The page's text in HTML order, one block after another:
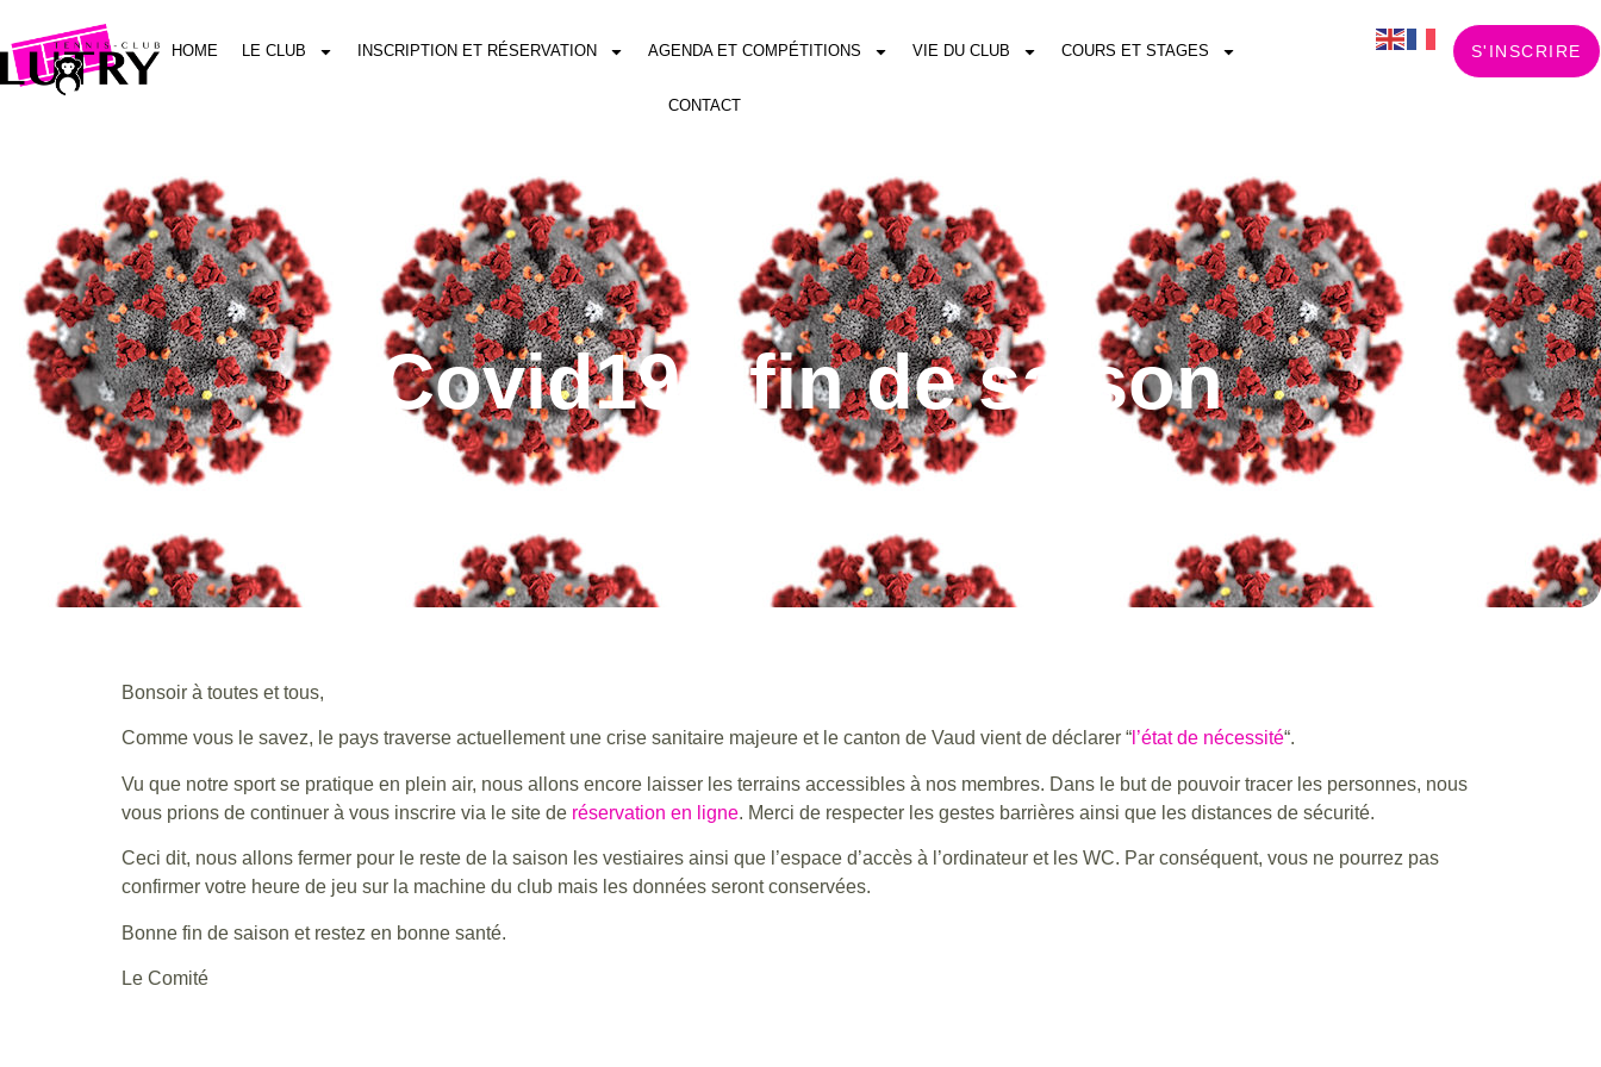
HOME LE CLUB INSCRIPTION ET RÉSERVATION AGENDA ET COMPÉTITIONS VIE DU CLUB COURS ET STAGES
CONTACT
S'INSCRIRE
Covid19 : fin de saison
Bonsoir à toutes et tous,
Comme vous le savez, le pays traverse actuellement une crise sanitaire majeure et le canton de Vaud vient de déclarer “ l’état de nécessité“.
Vu que notre sport se pratique en plein air, nous allons encore laisser les terrains accessibles à nos membres. Dans le but de pouvoir tracer les personnes, nous
vous prions de continuer à vous inscrire via le site de réservation en ligne. Merci de respecter les gestes barrières ainsi que les distances de sécurité.
Ceci dit, nous allons fermer pour le reste de la saison les vestiaires ainsi que l’espace d’accès à l’ordinateur et les WC. Par conséquent, vous ne pourrez pas
confirmer votre heure de jeu sur la machine du club mais les données seront conservées.
Bonne fin de saison et restez en bonne santé.
Le Comité